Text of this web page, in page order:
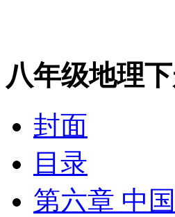
八年级地理
封面
目录
第六章 中